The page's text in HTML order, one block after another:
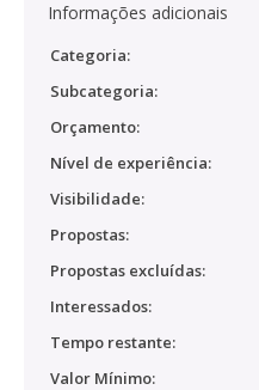
Informações adicionais
Categoria:
Subcategoria:
Orçamento:
Nível de experiência:
Visibilidade:
Propostas:
Propostas excluídas:
Interessados:
Tempo restante:
Valor Mínimo: